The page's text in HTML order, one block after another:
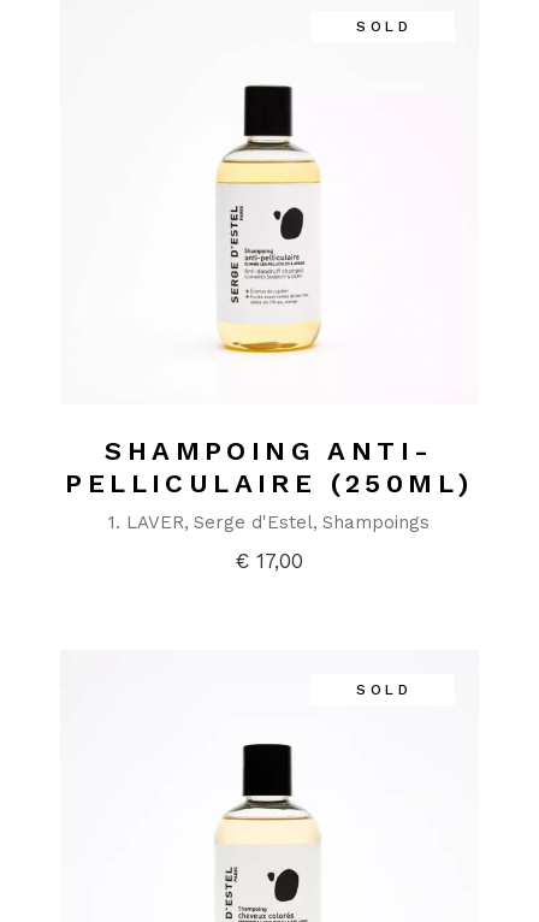
SOLD
SHAMPOING ANTI-
PELLICULAIRE (250ML)
1. LAVER Serge d'Estel Shampoings
€ 17,00
SOLD